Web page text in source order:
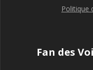
Politique
Fan des